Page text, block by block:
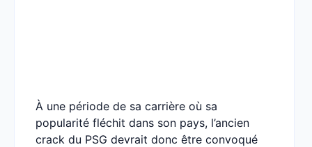
À une période de sa carrière où sa
popularité fléchit dans son pays, l’ancien
crack du PSG devrait donc être convoqué